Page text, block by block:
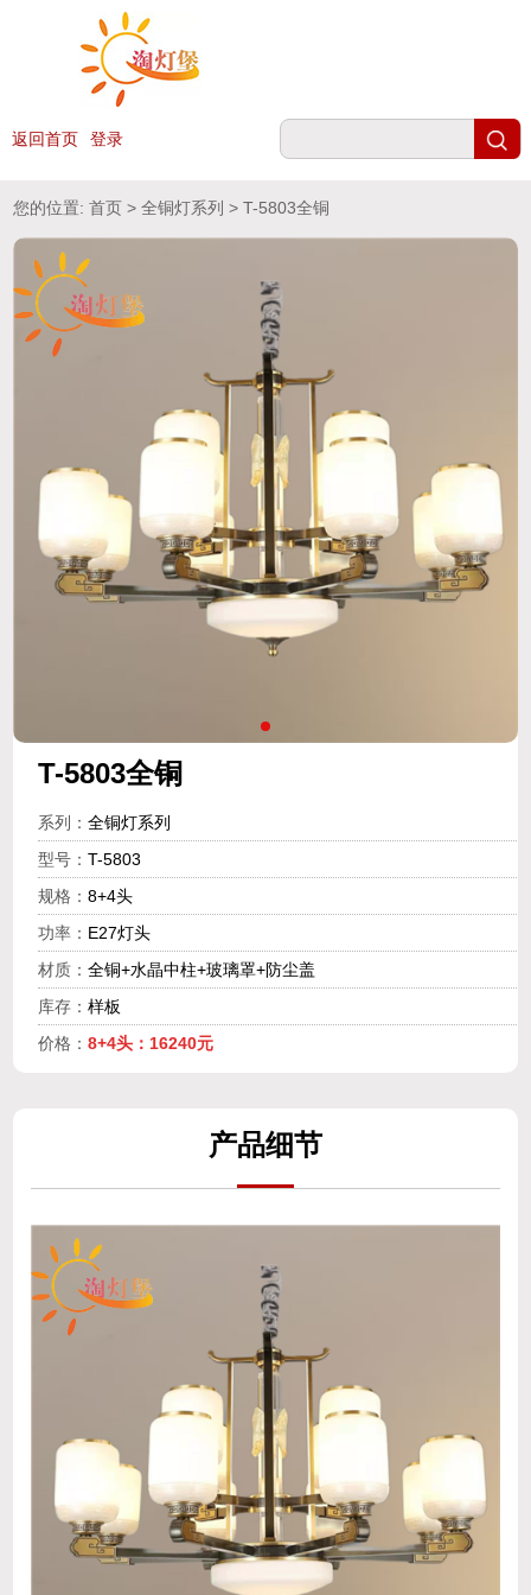
返回首页 登录
您的位置:首页 >全铜灯系列 > T-5803全铜
T-5803全铜
系列： 全铜灯系列
型号： T-5803
规格： 8+4头
功率： E27灯头
材质： 全铜+水晶中柱+玻璃罩+防尘盖
库存： 样板
价格： 8+4头：16240元
产品细节